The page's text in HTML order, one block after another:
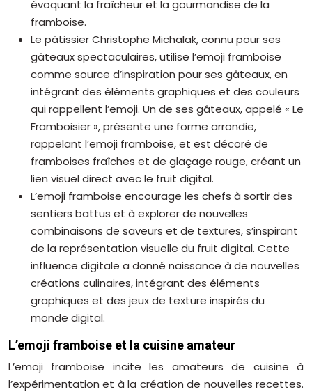
évoquant la fraîcheur et la gourmandise de la
framboise.
Le pâtissier Christophe Michalak, connu pour ses
gâteaux spectaculaires, utilise l’emoji framboise
comme source d’inspiration pour ses gâteaux, en
intégrant des éléments graphiques et des couleurs
qui rappellent l’emoji. Un de ses gâteaux, appelé « Le
Framboisier », présente une forme arrondie,
rappelant l’emoji framboise, et est décoré de
framboises fraîches et de glaçage rouge, créant un
lien visuel direct avec le fruit digital.
L’emoji framboise encourage les chefs à sortir des
sentiers battus et à explorer de nouvelles
combinaisons de saveurs et de textures, s’inspirant
de la représentation visuelle du fruit digital. Cette
influence digitale a donné naissance à de nouvelles
créations culinaires, intégrant des éléments
graphiques et des jeux de texture inspirés du
monde digital.
L’emoji framboise et la cuisine amateur
L’emoji framboise incite les amateurs de cuisine à
l’expérimentation et à la création de nouvelles recettes.